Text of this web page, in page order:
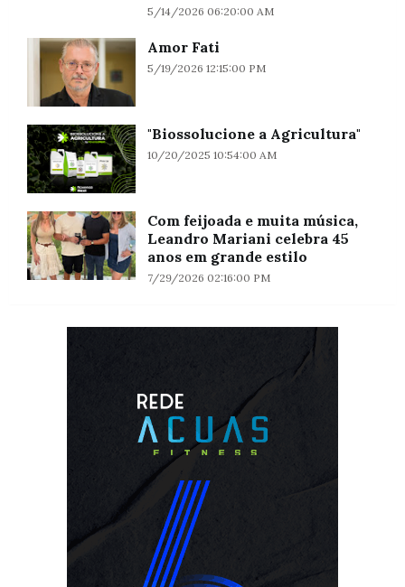
5/14/2026 06:20:00 AM
Amor Fati
5/19/2026 12:15:00 PM
"Biossolucione a Agricultura"
10/20/2025 10:54:00 AM
Com feijoada e muita música,
Leandro Mariani celebra 45
anos em grande estilo
7/29/2026 02:16:00 PM